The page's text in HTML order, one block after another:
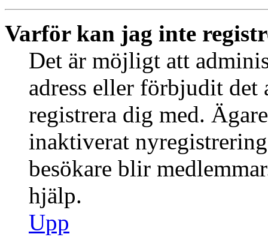
Varför kan jag inte
Det är möjligt att
adress eller förbjudit det
registrera dig med.
inaktiverat
besökare blir
hjälp.
Upp